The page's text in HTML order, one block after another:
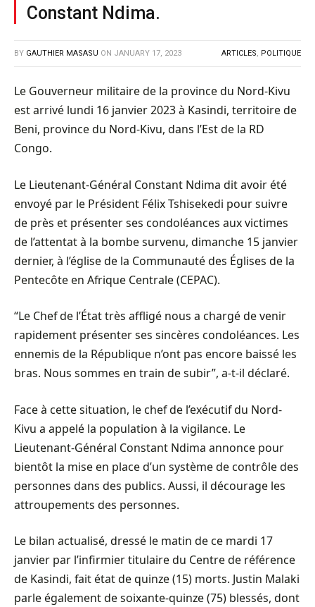
Constant Ndima.
BY GAUTHIER MASASU ON JANUARY 17, 2023 ARTICLES, POLITIQUE
Le Gouverneur militaire de la province du Nord-Kivu
est arrivé lundi 16 janvier 2023 à Kasindi, territoire de
Beni, province du Nord-Kivu, dans l’Est de la RD
Congo.
Le Lieutenant-Général Constant Ndima dit avoir été
envoyé par le Président Félix Tshisekedi pour suivre
de près et présenter ses condoléances aux victimes
de l’attentat à la bombe survenu, dimanche 15 janvier
dernier, à l’église de la Communauté des Églises de la
Pentecôte en Afrique Centrale (CEPAC).
“Le Chef de l’État très affligé nous a chargé de venir
rapidement présenter ses sincères condoléances. Les
ennemis de la République n’ont pas encore baissé les
bras. Nous sommes en train de subir”, a-t-il déclaré.
Face à cette situation, le chef de l’exécutif du Nord-
Kivu a appelé la population à la vigilance. Le
Lieutenant-Général Constant Ndima annonce pour
bientôt la mise en place d’un système de contrôle des
personnes dans des publics. Aussi, il décourage les
attroupements des personnes.
Le bilan actualisé, dressé le matin de ce mardi 17
janvier par l’infirmier titulaire du Centre de référence
de Kasindi, fait état de quinze (15) morts. Justin Malaki
parle également de soixante-quinze (75) blessés, dont